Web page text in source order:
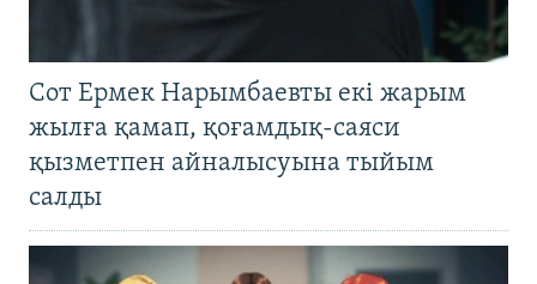
Сот Ермек Нарымбаевты екі жарым
жылға қамап, қоғамдық-саяси
қызметпен айналысуына тыйым
салды